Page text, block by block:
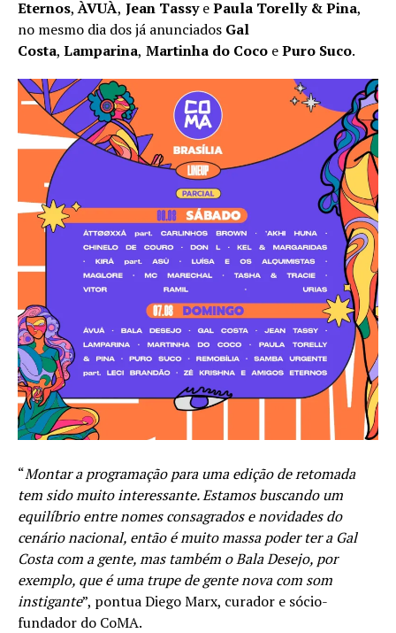
Eternos,ÀVUÀ, Jean TassyePaula Torelly & Pina,
no mesmo dia dos já anunciados Gal
Costa, Lamparina, Martinha do Coco ePuro Suco.
“Montar a programação para uma edição de retomada
tem sido muito interessante. Estamos buscando um
equilíbrio entre nomes consagrados e novidades do
cenário nacional, então é muito massa poder ter a Gal
Costa com a gente, mas também o Bala Desejo, por
exemplo, que é uma trupe de gente nova com som
instigante”, pontua Diego Marx, curador e sócio-
fundador do CoMA.